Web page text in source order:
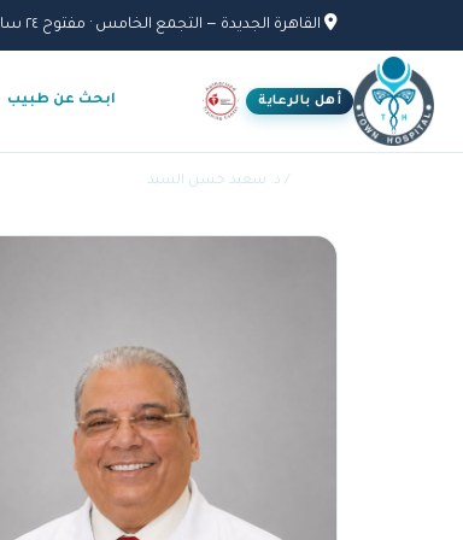
القاهرة الجديدة — التجمع الخامس · مفتوح ٢٤ ساعة
أهل بالرعاية ابحث عن طبيب
/ د. سعيد حسن السيد